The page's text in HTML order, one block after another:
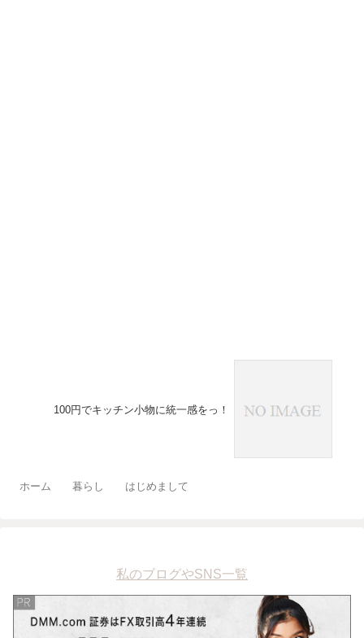
100円でキッチン小物に統一感をっ！
ホーム 暮らし はじめまして
私のブログやSNS一覧